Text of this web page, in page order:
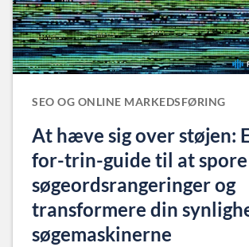
SEO OG ONLINE MARKEDSFØRING
At hæve sig over støjen:
for-trin-guide til at spore
søgeordsrangeringer og
transformere din
søgemaskinerne